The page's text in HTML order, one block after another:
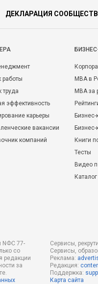
ДЕКЛАРАЦИЯ
работы
труда
эффективность
карьеры
вакансии
компаний
MBA в
MBA
Бизнес-
Книги
Тесты
Видео
NФС 77-
со
редакции
за
Сервисы,
Сервисы,
Реклама:
Редакция:
Поддержка:
Карта сайта